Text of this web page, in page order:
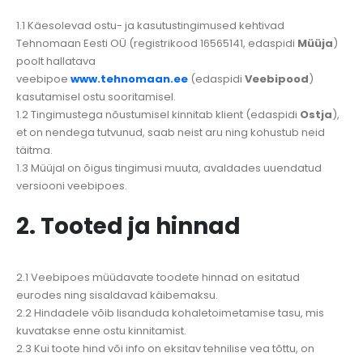
1.1 Käesolevad ostu- ja kasutustingimused kehtivad
Tehnomaan Eesti OÜ (registrikood 16565141, edaspidi Müüja)
poolt hallatava
veebipoe www.tehnomaan.ee (edaspidi Veebipood)
kasutamisel ostu sooritamisel.
1.2 Tingimustega nõustumisel kinnitab klient (edaspidi Ostja),
et on nendega tutvunud, saab neist aru ning kohustub neid
täitma.
1.3 Müüjal on õigus tingimusi muuta, avaldades uuendatud
versiooni veebipoes.
2. Tooted ja hinnad
2.1 Veebipoes müüdavate toodete hinnad on esitatud
eurodes ning sisaldavad käibemaksu.
2.2 Hindadele võib lisanduda kohaletoimetamise tasu, mis
kuvatakse enne ostu kinnitamist.
2.3 Kui toote hind või info on eksitav tehnilise vea tõttu, on